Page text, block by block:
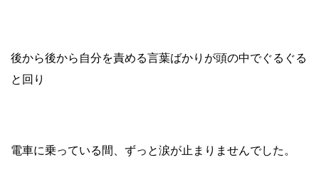
後から後から自分を責める言葉ばかりが頭の中でぐるぐる
と回り
電車に乗っている間、ずっと涙が止まりませんでした。